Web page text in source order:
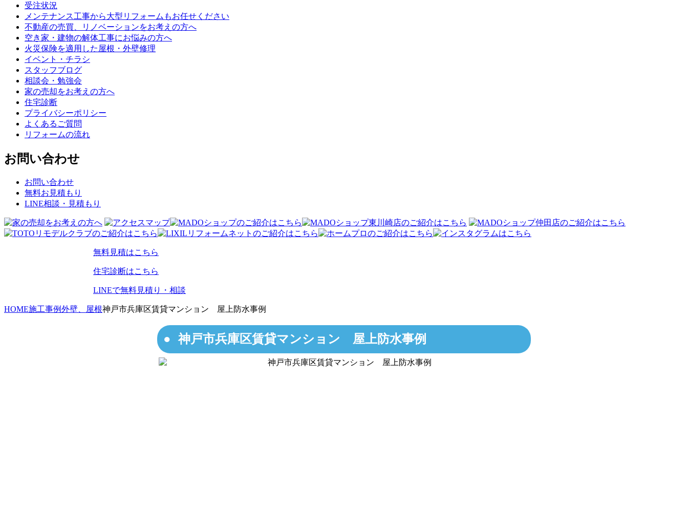
受注状況
メンテナンス工事から大型リフォームもお任せください
不動産の売買、リノベーションをお考えの方へ
空き家・建物の解体工事にお悩みの方へ
火災保険を適用した屋根・外壁修理
イベント・チラシ
スタッフブログ
相談会・勉強会
家の売却をお考えの方へ
住宅診断
プライバシーポリシー
よくあるご質問
リフォームの流れ
お問い合わせ
お問い合わせ
無料お見積もり
LINE相談・見積もり
無料見積はこちら
住宅診断はこちら
LINEで無料見積り・相談
HOME施工事例外壁、屋根神戸市兵庫区賃貸マンション 屋上防水事例
神戸市兵庫区賃貸マンション 屋上防水事例